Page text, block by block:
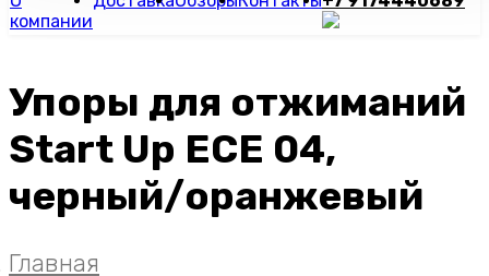
компании
Упоры для отжиманий
Start Up ЕСЕ 04,
черный/оранжевый
Главная